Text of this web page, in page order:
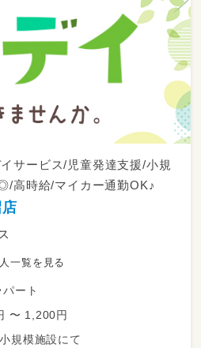
サービス/児童発達支援/小規
◎/高時給/マイカー通勤OK♪
一覧を見る
パート
〜 1,200円
規模施設にて